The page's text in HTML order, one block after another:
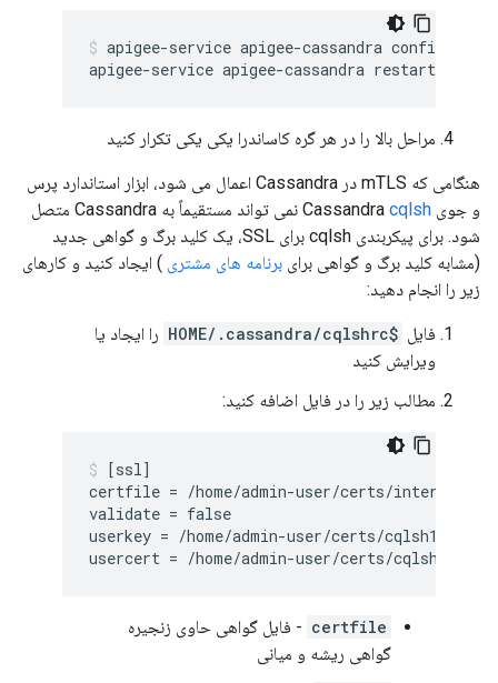
apigee-service apigee-cassandra configure
مراحل بالا را در هر گره کاساندرا یکی یکی تکرار کنید
هنگامی که mTLS در Cassandra اعمال می شود، ابزار استاندارد پرس
و جوی Cassandra cqlsh
نمی تواند مستقیماً به Cassandra متصل
شود. برای پیکربندی cqlsh برای SSL، یک کلید برگ و گواهی جدید
(مشابه کلید برگ و گواهی برای برنامه های مشتری ) ایجاد کنید و کارهای
زیر را انجام دهید:
فایل $HOME/.cassandra/cqlshrc
را ایجاد یا
ویرایش کنید
مطالب زیر را در فایل اضافه کنید:
[ssl]
certfile = /home/admin-user/certs/inter-
validate = false
userkey = /home/admin-user/certs/cqlsh1.key
certfile - فایل گواهی حاوی زنجیره
گواهی ریشه و میانی